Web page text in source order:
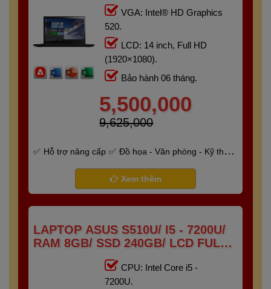
VGA: Intel® HD Graphics
520.
LCD: 14 inch, Full HD
(1920×1080).
Bảo hành 06 tháng.
5,500,000
9,625,000
Hỗ trợ nâng cấp
Đồ họa - Văn phòng - Kỹ thuật
Bảo hành 6 tháng
Xem thêm
LAPTOP ASUS S510U/ I5 - 7200U/
RAM 8GB/ SSD 240GB/ LCD FULL
CPU: Intel Core i5 -
7200U.